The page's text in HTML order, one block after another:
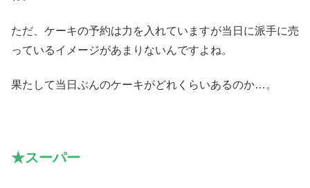
ただ、ケーキの予約は力を入れていますが当日に派手に売
っているイメージがあまりないんですよね。
果たして当日ぶんのケーキがどれくらいあるのか…。
★スーパー